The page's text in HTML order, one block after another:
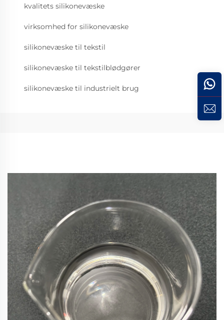
kvalitets silikonevæske
virksomhed for silikonevæske
silikonevæske til tekstil
silikonevæske til tekstilblødgører
silikonevæske til industrielt brug